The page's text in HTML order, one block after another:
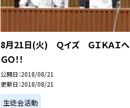
8月21日(火) Ｑイズ ＧＩＫＡＩへ
ＧＯ！！
公開日 2018/08/21
更新日 2018/08/21
生徒会活動